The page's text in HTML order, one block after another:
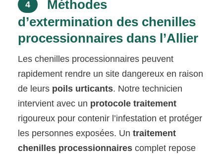
4
Méthodes
d’extermination des chenilles
processionnaires dans l’Allier
Les chenilles processionnaires peuvent
rapidement rendre un site dangereux en raison
de leurs poils urticants. Notre technicien
intervient avec un protocole traitement
rigoureux pour contenir l’infestation et protéger
les personnes exposées. Untraitement
chenilles processionnaires complet repose